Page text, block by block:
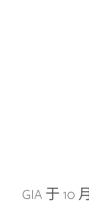
GIA 于 10